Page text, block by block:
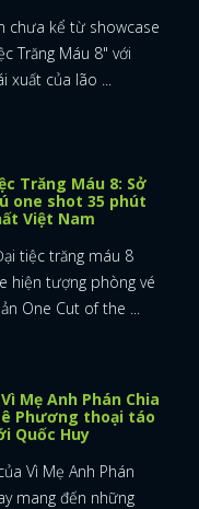
chưa kể từ showcase
Trăng Máu 8" với
xuất của lão ...
Trăng Máu 8: Sở
one shot 35 phút
Việt Nam
tiệc trăng máu 8
hiện tượng phòng vé
One Cut of the ...
Mẹ Anh Phán Chia
Phương thoại táo
Quốc Huy
Vì Mẹ Anh Phán
mang đến những